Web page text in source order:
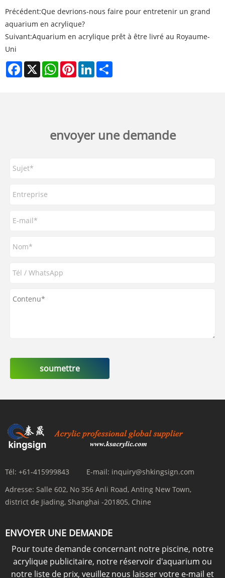
Précédent:Que devrions-nous faire pour entretenir un grand
aquarium en acrylique?
Suivant:Aquarium en acrylique prêt à être livré au Royaume-
Uni
Facebook
X WhatsAppPinterestLinkedIn
envoyer une demande
soumettre
Tél: +61-415999843 E-mail: inquiry@shkingsign.com
Adresse: Salle 602, No 356 Anli Road, Anting New Town,
district de Jiading, Shanghai -201805, Chine
ENVOYER UNE DEMANDE
Pour toute demande concernant notre piscine, notre
acrylique publicitaire, notre réservoir d'aquarium ou
notre liste de prix, veuillez nous laisser votre e-mail et